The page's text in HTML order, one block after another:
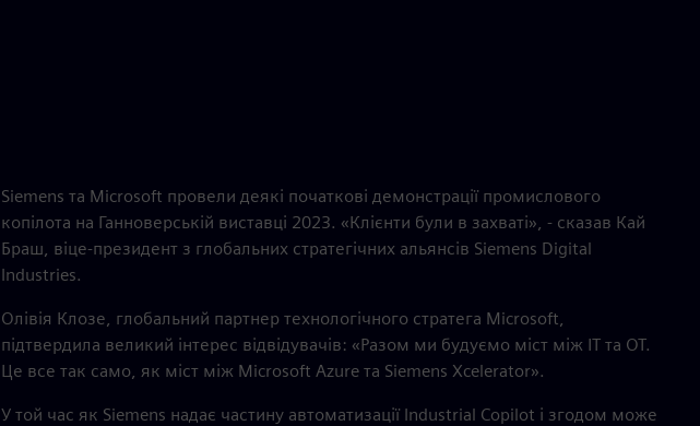
Siemens та Microsoft провели деякі початкові демонстрації промислового
копілота на Ганноверській виставці 2023. «Клієнти були в захваті», - сказав Кай
Браш, віце-президент з глобальних стратегічних альянсів Siemens Digital
Industries.
Олівія Клозе, глобальний партнер технологічного стратега Microsoft,
підтвердила великий інтерес відвідувачів: «Разом ми будуємо міст між ІТ та ОТ.
Це все так само, як міст між Microsoft Azure та Siemens Xcelerator».
У той час як Siemens надає частину автоматизації Industrial Copilot і згодом може